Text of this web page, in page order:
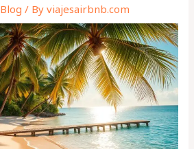
Blog / Byviajesairbnb.com